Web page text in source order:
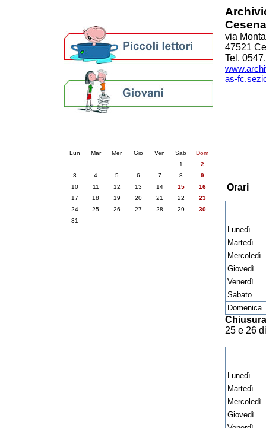
Cesena
via
47521
Tel.
as-
Orari
Lunedì
Martedì
Mercoledì
Giovedì
Venerdì
Sabato
Domenica
25 e 26
Lunedì
Martedì
Mercoledì
Giovedì
Lun Mar Mer Gio Ven Sab
Dom
1
2
3
4 5 6 7 8
9
10
11 12 13 14 15
16
17
18 19 20 21 22
23
24
25 26 27 28 29
30
31